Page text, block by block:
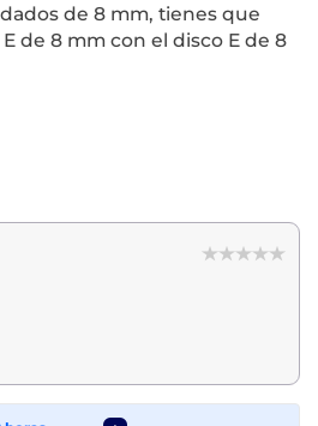
de 8 mm, tienes que
de 8 mm con el disco E de 8